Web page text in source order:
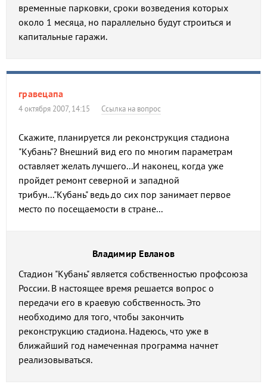
временные парковки, сроки возведения которых
около 1 месяца, но параллельно будут строиться и
капитальные гаражи.
гравецапа
4 октября 2007, 14:15 Ссылка на вопрос
Скажите, планируется ли реконструкция стадиона
"Кубань"? Внешний вид его по многим параметрам
оставляет желать лучшего...И наконец, когда уже
пройдет ремонт северной и западной
трибун..."Кубань" ведь до сих пор занимает первое
место по посещаемости в стране...
Владимир Евланов
Стадион "Кубань" является собственностью профсоюза
России. В настоящее время решается вопрос о
передачи его в краевую собственность. Это
необходимо для того, чтобы закончить
реконструкцию стадиона. Надеюсь, что уже в
ближайший год намеченная программа начнет
реализовываться.